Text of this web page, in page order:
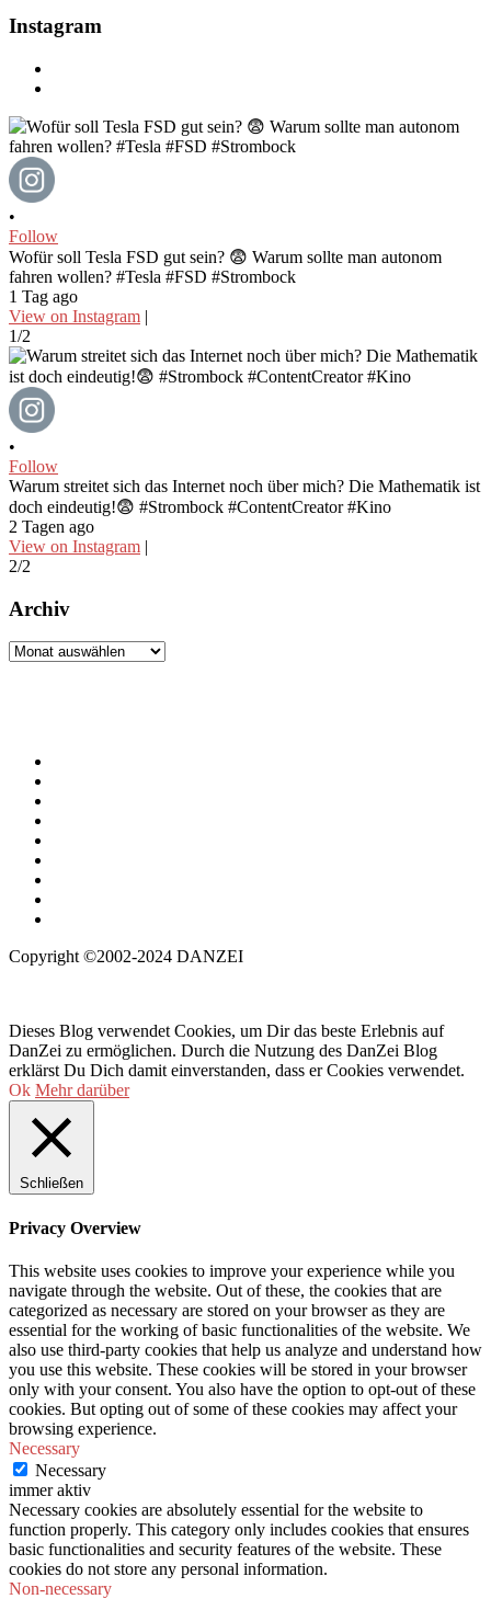
Instagram
•
Follow
Wofür soll Tesla FSD gut sein? 😨 Warum sollte man autonom
fahren wollen? #Tesla #FSD #Strombock
1 Tag ago
View on Instagram |
1/2
•
Follow
Warum streitet sich das Internet noch über mich? Die Mathematik ist
doch eindeutig!😨 #Strombock #ContentCreator #Kino
2 Tagen ago
View on Instagram |
2/2
Archiv
Archiv
Copyright ©2002-2024 DANZEI
Dieses Blog verwendet Cookies, um Dir das beste Erlebnis auf
DanZei zu ermöglichen. Durch die Nutzung des DanZei Blog
erklärst Du Dich damit einverstanden, dass er Cookies verwendet.
Ok Mehr darüber
Schließen
Privacy Overview
This website uses cookies to improve your experience while you
navigate through the website. Out of these, the cookies that are
categorized as necessary are stored on your browser as they are
essential for the working of basic functionalities of the website. We
also use third-party cookies that help us analyze and understand how
you use this website. These cookies will be stored in your browser
only with your consent. You also have the option to opt-out of these
cookies. But opting out of some of these cookies may affect your
browsing experience.
Necessary
Necessary
immer aktiv
Necessary cookies are absolutely essential for the website to
function properly. This category only includes cookies that ensures
basic functionalities and security features of the website. These
cookies do not store any personal information.
Non-necessary